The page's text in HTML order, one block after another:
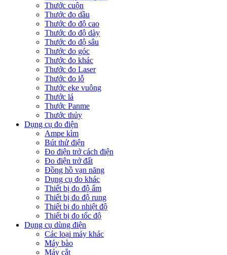
Thước cuộn
Thước đo dầu
Thước đo độ cao
Thước đo độ dày
Thước đo độ sâu
Thước đo góc
Thước đo khác
Thước đo Laser
Thước đo lỗ
Thước eke vuông
Thước lá
Thước Panme
Thước thủy
Dụng cụ đo điện
Ampe kìm
Bút thử điện
Đo điện trở cách điện
Đo điện trở đất
Đồng hồ vạn năng
Dụng cụ đo khác
Thiết bị đo độ ẩm
Thiết bị đo độ rung
Thiết bị đo nhiệt độ
Thiết bị đo tốc độ
Dụng cụ dùng điện
Các loại máy khác
Máy bào
Máy cắt